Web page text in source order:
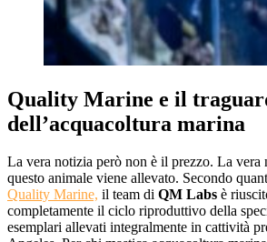
Quality Marine e il
dell’acquacoltura marina
La vera notizia però non è il prezzo. La vera
questo animale viene allevato. Secondo
Quality Marine, il team di QM Labs è
completamente il ciclo riproduttivo della
esemplari allevati integralmente in cattività